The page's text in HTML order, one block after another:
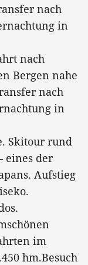
nach
in
nach
Bergen nahe
nach
in
Skitour rund
eines der
Aufstieg
im
hm.Besuch